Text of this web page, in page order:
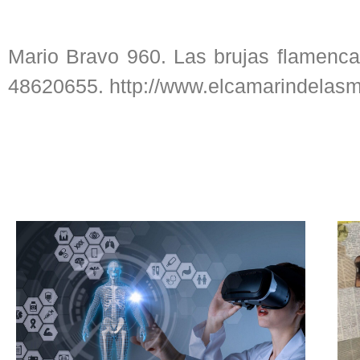
Mario Bravo 960. Las brujas
48620655. http://